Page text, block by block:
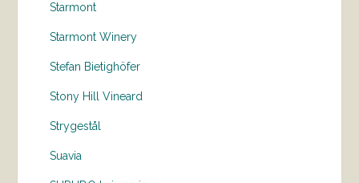
Starmont
Starmont Winery
Stefan Bietighöfer
Stony Hill Vineard
Strygestål
Suavia